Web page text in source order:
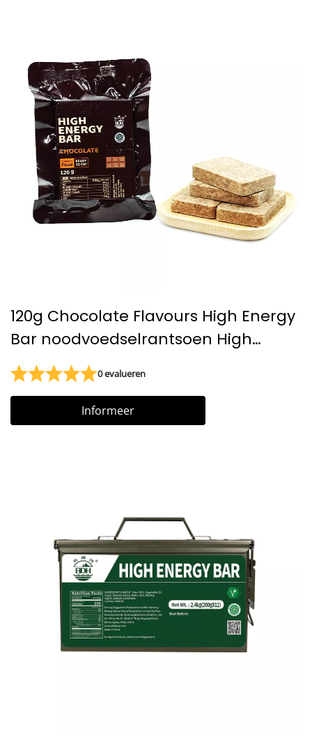
120g Chocolate Flavours High Energy
Bar noodvoedselrantsoen High
Emergy Bar
0 evalueren
Informeer